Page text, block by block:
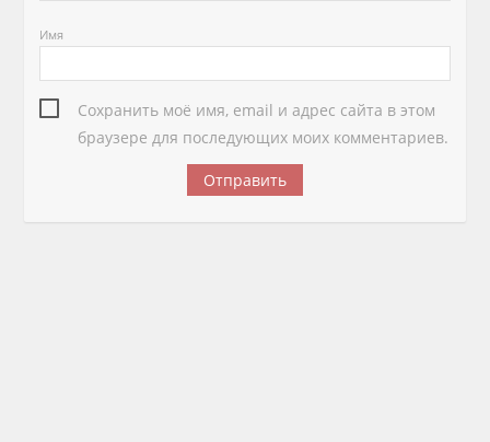
Имя
Сохранить моё имя, email и адрес сайта в этом
браузере для последующих моих комментариев.